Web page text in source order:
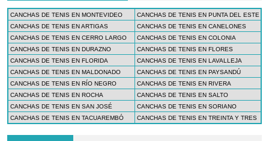
CANCHAS DE TENIS EN MONTEVIDEO
CANCHAS DE TENIS EN PUNTA DEL ESTE
CANCHAS DE TENIS EN ARTIGAS
CANCHAS DE TENIS EN CANELONES
CANCHAS DE TENIS EN CERRO LARGO
CANCHAS DE TENIS EN COLONIA
CANCHAS DE TENIS EN DURAZNO
CANCHAS DE TENIS EN FLORES
CANCHAS DE TENIS EN FLORIDA
CANCHAS DE TENIS EN LAVALLEJA
CANCHAS DE TENIS EN MALDONADO
CANCHAS DE TENIS EN PAYSANDÚ
CANCHAS DE TENIS EN RÍO NEGRO
CANCHAS DE TENIS EN RIVERA
CANCHAS DE TENIS EN ROCHA
CANCHAS DE TENIS EN SALTO
CANCHAS DE TENIS EN SAN JOSÉ
CANCHAS DE TENIS EN SORIANO
CANCHAS DE TENIS EN TACUAREMBÓ
CANCHAS DE TENIS EN TREINTA Y TRES